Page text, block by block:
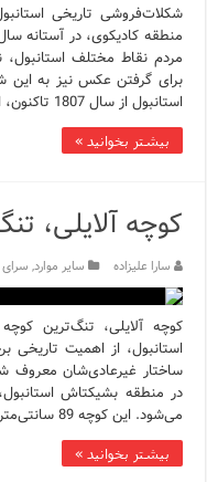
شکلات‌فروشی تاریخی
منطقه کادیکوی، در آستانه
مردم نقاط مختلف
برای گرفتن عکس نیز به
استانبول از سال 1807 تاکنون، انواع شکلات‌های …
بیشتر بخوانید »
کوچه آلایلی،
سارا علیزاده سایر موارد,
کوچه آلایلی، تنگ‌ترین
استانبول، از اهمیت تاریخی
در منطقه بشیکتاش
می‌شود. این کوچه 89 سانتی‌متری به قدری …
بیشتر بخوانید »